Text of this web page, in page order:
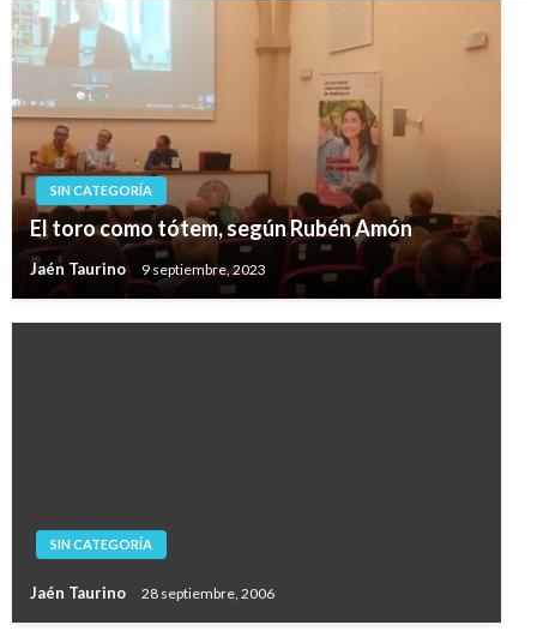
SIN CATEGORÍA
El toro como tótem, según Rubén Amón
Jaén Taurino 9 septiembre, 2023
SIN CATEGORÍA
Jaén Taurino 28 septiembre, 2006